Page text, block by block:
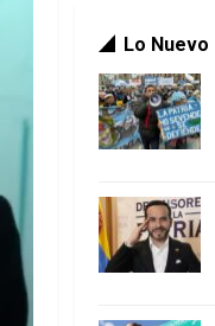
Lo Nuevo